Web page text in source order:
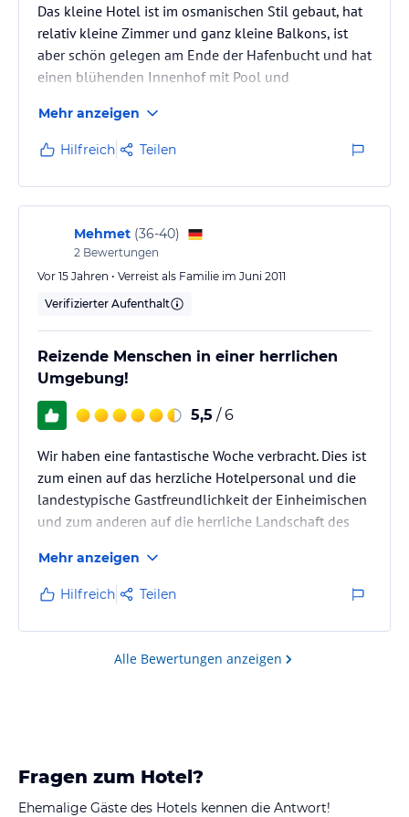
Das kleine Hotel ist im osmanischen Stil gebaut, hat
relativ kleine Zimmer und ganz kleine Balkons, ist
aber schön gelegen am Ende der Hafenbucht und hat
einen blühenden Innenhof mit Pool und
gereinigt mit Handtuchwechsel (großes Lob an die
beiden Zimmermädchen) . Mit dem Dolmusch der
häufig und bis 24 Uhr verkehrt oder zu Fuß ist man
schnell in Fethiye. Die Altstadt mit ihren bunten
Basaren, Gewürzläden und schönen Freiluftbars und
Restaurants lädt zum verweilen ein.Von…
Mehr anzeigen
Hilfreich Teilen
Mehmet (36-40)
2 Bewertungen
Vor 15 Jahren • Verreist als Familie im Juni 2011
Verifizierter Aufenthalt
Reizende Menschen in einer herrlichen
Umgebung!
5,5 / 6
Wir haben eine fantastische Woche verbracht. Dies ist
zum einen auf das herzliche Hotelpersonal und die
landestypische Gastfreundlichkeit der Einheimischen
und zum anderen auf die herrliche Landschaft des
Hoteleigentümer (Offizier im Ruhestand) sind stets
ansprechbar und hilfsbereit. Das Hotel profitiert auch
von seiner einmaligen Lage und der grandiosen
Kulisse. Der Ort Fethiye bietet selbst und in
unmittelbarer Umgebung sehr schöne Badebuchten
Mehr anzeigen
Hilfreich Teilen
Alle Bewertungen anzeigen
Fragen zum Hotel?
Ehemalige Gäste des Hotels kennen die Antwort!